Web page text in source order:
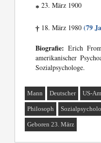
* 23. März 1900
† 18. März 1980(79
Biografie: Erich
amerikanischer
Sozialpsychologe.
Mann Deutscher US-
Philosoph
Geboren 23. März